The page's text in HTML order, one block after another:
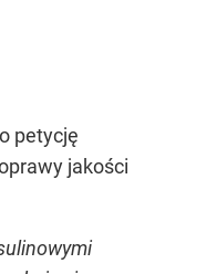
petycję
jakości